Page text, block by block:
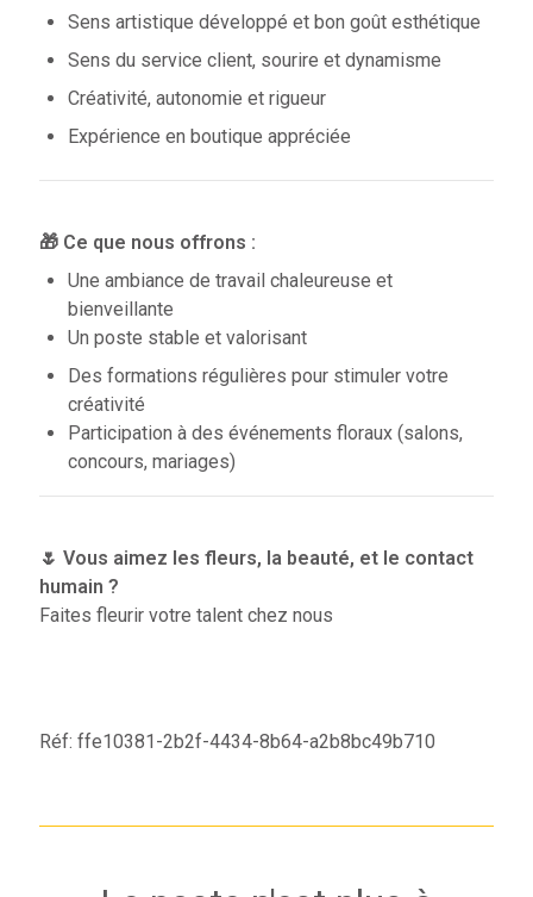
Sens artistique développé et bon goût esthétique
Sens du service client, sourire et dynamisme
Créativité, autonomie et rigueur
Expérience en boutique appréciée
🎁 Ce que nous offrons :
Une ambiance de travail chaleureuse et
bienveillante
Un poste stable et valorisant
Des formations régulières pour stimuler votre
créativité
Participation à des événements floraux (salons,
concours, mariages)
🌷 Vous aimez les fleurs, la beauté, et le contact
humain ?
Faites fleurir votre talent chez nous
Réf: ffe10381-2b2f-4434-8b64-a2b8bc49b710